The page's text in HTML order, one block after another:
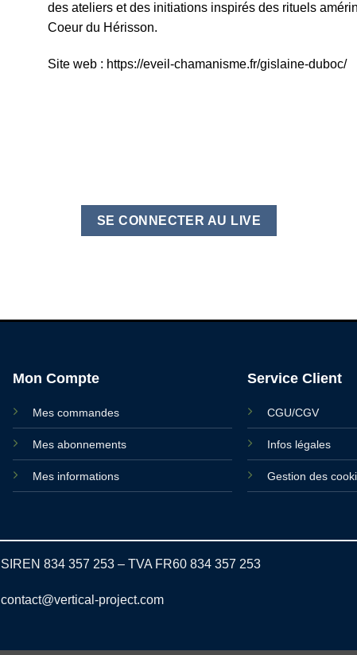
des ateliers et des initiations inspirés des rituels
Coeur du Hérisson.
Site web : https://eveil-chamanisme.fr/gislaine-duboc/
SE CONNECTER AU LIVE
Mon Compte
Mes commandes
Mes abonnements
Mes informations
Service Client
CGU/CGV
Infos légales
Gestion des
SIREN 834 357 253 – TVA FR60 834 357 253
contact@vertical-project.com